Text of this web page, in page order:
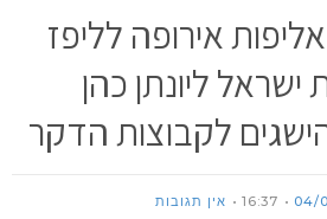
אירופה לליפז
ליונתן כהן
הישגים לקבוצות הדקר
04/
16:37 אין תגובות